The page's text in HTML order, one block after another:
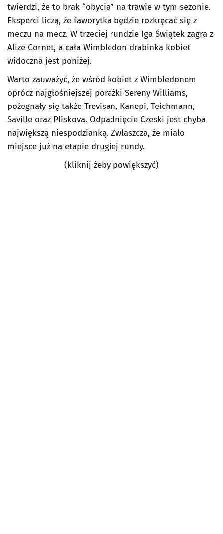
twierdzi, że to brak “obycia” na trawie w tym sezonie.
Eksperci liczą, że faworytka będzie rozkręcać się z
meczu na mecz. W trzeciej rundzie Iga Świątek zagra z
Alize Cornet, a cała Wimbledon drabinka kobiet
widoczna jest poniżej.
Warto zauważyć, że wśród kobiet z Wimbledonem
oprócz najgłośniejszej porażki Sereny Williams,
pożegnały się także Trevisan, Kanepi, Teichmann,
Saville oraz Pliskova. Odpadnięcie Czeski jest chyba
największą niespodzianką. Zwłaszcza, że miało
miejsce już na etapie drugiej rundy.
(kliknij żeby powiększyć)